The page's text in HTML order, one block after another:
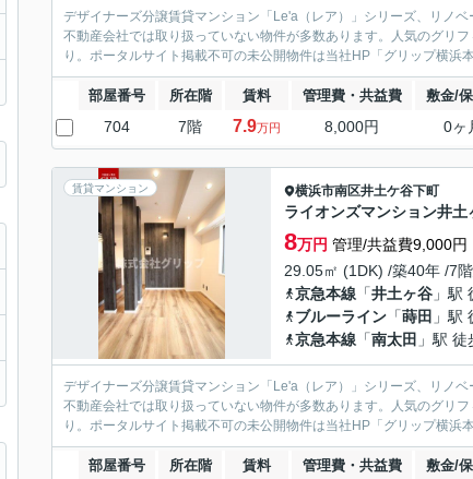
デザイナーズ分譲賃貸マンション「Le'a（レア）」シリーズ、リノ
不動産会社では取り扱っていない物件が多数あります。人気のグリ
り。ポータルサイト掲載不可の未公開物件は当社HP「グリップ横浜
部屋番号 所在階 賃料 管理費・共益費 敷金/
704 7階 7.9万円 8,000円 0ヶ
賃貸マンション 横浜市南区井土ケ谷下町
ライオンズマンション井土
8万円 管理/共益費9,000円
29.05㎡ (1DK) /築40年 /7
京急本線 「井土ヶ谷 」駅
ブルーライン 「蒔田 」駅
京急本線 「南太田 」駅
デザイナーズ分譲賃貸マンション「Le'a（レア）」シリーズ、リノ
不動産会社では取り扱っていない物件が多数あります。人気のグリ
り。ポータルサイト掲載不可の未公開物件は当社HP「グリップ横浜
部屋番号 所在階 賃料 管理費・共益費 敷金/